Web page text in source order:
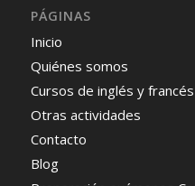
PÁGINAS
Inicio
Quiénes somos
Cursos de inglés y francés
Otras actividades
Contacto
Blog